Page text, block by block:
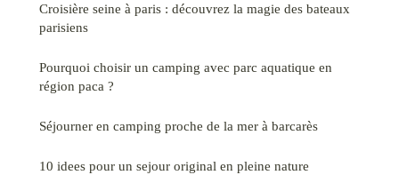
Croisière seine à paris : découvrez la magie des bateaux
parisiens
Pourquoi choisir un camping avec parc aquatique en
région paca ?
Séjourner en camping proche de la mer à barcarès
10 idees pour un sejour original en pleine nature